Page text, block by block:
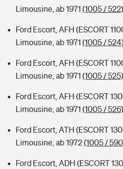
Limousine, ab 1971 (1005 / 522)
Ford Escort, AFH (ESCORT
Limousine, ab 1971 (1005 /
Ford Escort, AFH (ESCORT
Limousine, ab 1971 (1005 / 525)
Ford Escort, AFH (ESCORT
Limousine, ab 1971 (1005 / 526)
Ford Escort, ATH (ESCORT
Limousine, ab 1972(1005 /
Ford Escort, ADH (ESCORT